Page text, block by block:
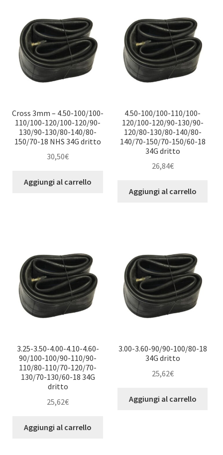
Cross 3mm – 4.50-100/100-
110/100-120/100-120/90-
130/90-130/80-140/80-
150/70-18 NHS 34G dritto
30,50€
Aggiungi al carrello
4.50-100/100-110/100-
120/100-120/90-130/90-
120/80-130/80-140/80-
140/70-150/70-150/60-18
34G dritto
26,84€
Aggiungi al carrello
3.25-3.50-4.00-4.10-4.60-
90/100-100/90-110/90-
110/80-110/70-120/70-
130/70-130/60-18 34G
dritto
25,62€
Aggiungi al carrello
3.00-3.60-90/90-100/80-18
34G dritto
25,62€
Aggiungi al carrello